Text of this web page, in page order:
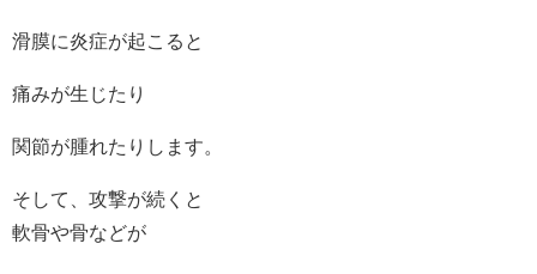
滑膜に炎症が起こると
痛みが生じたり
関節が腫れたりします。
そして、攻撃が続くと
軟骨や骨などが